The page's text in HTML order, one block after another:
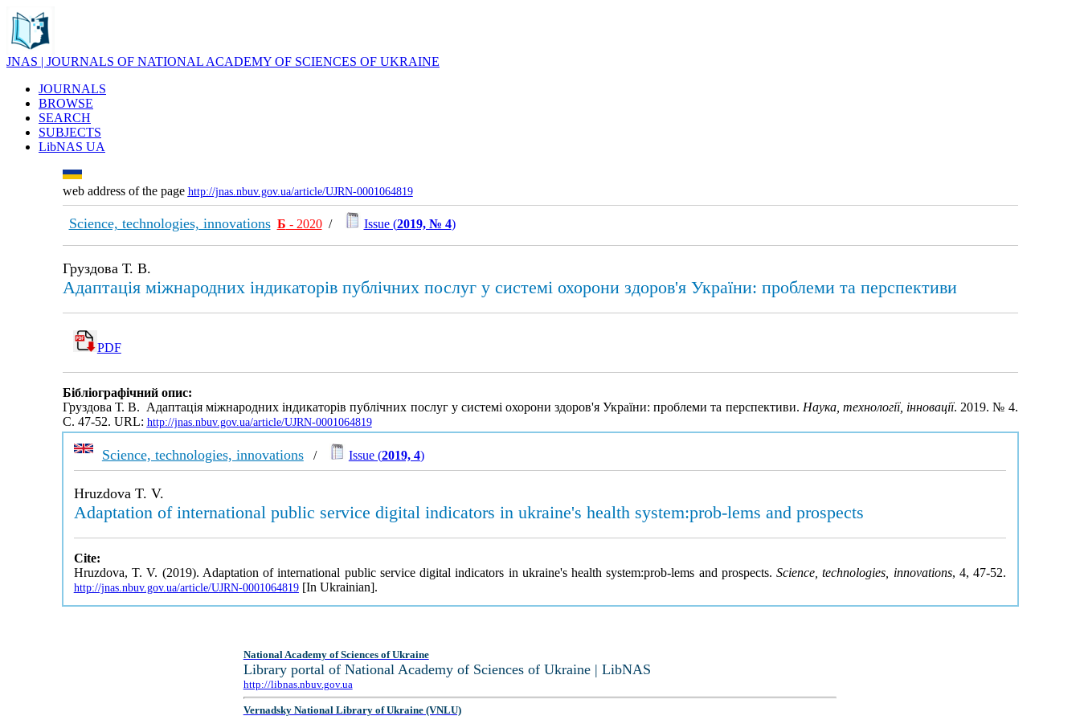
JNAS | JOURNALS OF NATIONAL ACADEMY OF SCIENCES OF UKRAINE
JOURNALS
BROWSE
SEARCH
SUBJECTS
LibNAS UA
web address of the page http://jnas.nbuv.gov.ua/article/UJRN-0001064819
Science, technologies, innovations Б - 2020/ Issue (2019, № 4)
Груздова Т. В.
Адаптація міжнародних індикаторів публічних послуг у системі охорони здоров'я України: проблеми та перспективи
PDF
Бібліографічний опис:
Груздова Т. В. Адаптація міжнародних індикаторів публічних послуг у системі охорони здоров'я України: проблеми та перспективи. Наука, технології, інновації. 2019. № 4.
С. 47-52. URL: http://jnas.nbuv.gov.ua/article/UJRN-0001064819
Science, technologies, innovations/ Issue (2019, 4)
Hruzdova T. V.
Adaptation of international public service digital indicators in ukraine's health system:prob-lems and prospects
Cite:
Hruzdova, T. V. (2019). Adaptation of international public service digital indicators in ukraine's health system:prob-lems and prospects.Science, technologies, innovations, 4, 47-52.
http://jnas.nbuv.gov.ua/article/UJRN-0001064819[In Ukrainian].
National Academy of Sciences of Ukraine
Library portal of National Academy of Sciences of Ukraine | LibNAS
http://libnas.nbuv.gov.ua
Vernadsky National Library of Ukraine (VNLU)